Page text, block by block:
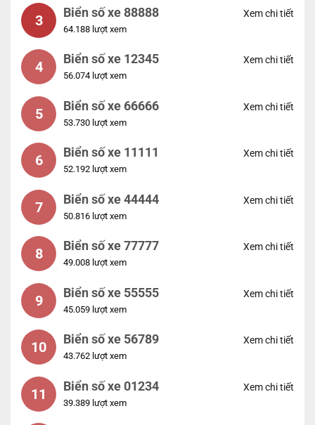
3 Biển số xe 88888
64.188 lượt xem
Xem chi tiết
4 Biển số xe 12345
56.074 lượt xem
Xem chi tiết
5 Biển số xe 66666
53.730 lượt xem
Xem chi tiết
6 Biển số xe 11111
52.192 lượt xem
Xem chi tiết
7 Biển số xe 44444
50.816 lượt xem
Xem chi tiết
8 Biển số xe 77777
49.008 lượt xem
Xem chi tiết
9 Biển số xe 55555
45.059 lượt xem
Xem chi tiết
10 Biển số xe 56789
43.762 lượt xem
Xem chi tiết
11 Biển số xe 01234
39.389 lượt xem
Xem chi tiết